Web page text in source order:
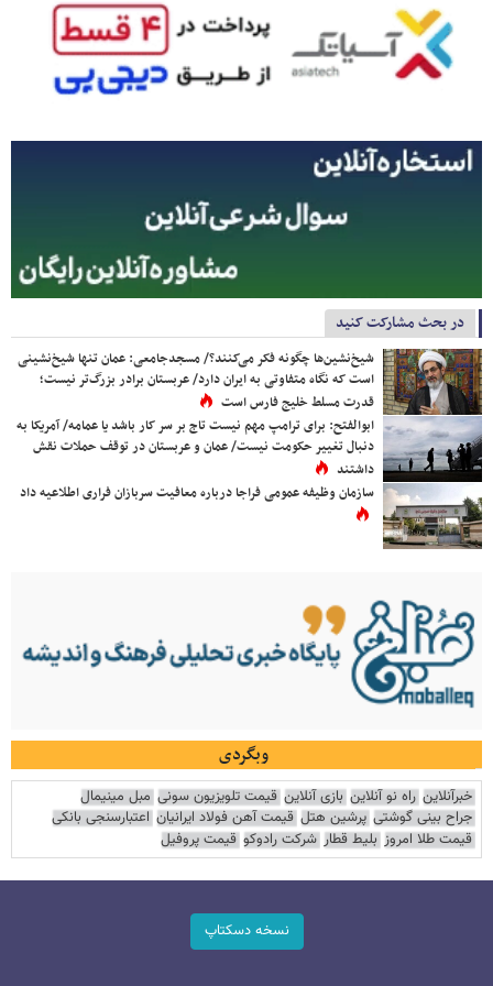
در بحث مشارکت کنید
شیخ‌نشین‌ها چگونه فکر می‌کنند؟/ مسجدجامعی: عمان تنها شیخ‌نشینی
است که نگاه متفاوتی به ایران دارد/ عربستان برادر بزرگ‌تر نیست؛
قدرت مسلط خلیج فارس است
ابوالفتح: برای ترامپ مهم نیست تاج بر سر کار باشد یا عمامه/ آمریکا به
دنبال تغییر حکومت نیست/ عمان و عربستان در توقف حملات نقش
داشتند
سازمان وظیفه عمومی فراجا درباره معافیت سربازان فراری اطلاعیه داد
وبگردی
خبرآنلاین راه نو آنلاین بازی آنلاین قیمت تلویزیون سونی مبل مینیمال
جراح بینی گوشتی پرشین هتل قیمت آهن فولاد ایرانیان اعتبارسنجی بانکی
قیمت طلا امروز بلیط قطار شرکت رادوکو قیمت پروفیل
نسخه دسکتاپ